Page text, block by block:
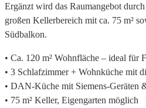
Ergänzt wird das Raumangebot
großen Kellerbereich mit ca. 75 m²
Südbalkon.
• Ca. 120 m² Wohnfläche – ideal für
• 3 Schlafzimmer + Wohnküche mit
• DAN-Küche mit Siemens-Geräten
• 75 m² Keller, Eigengarten möglich